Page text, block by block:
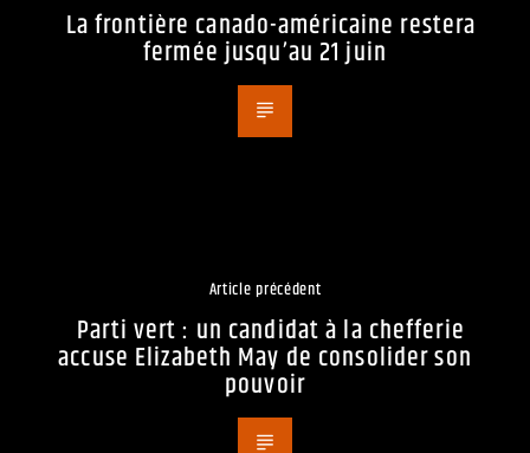
La frontière canado-américaine restera
fermée jusqu’au 21 juin
Article précédent
Parti vert : un candidat à la chefferie
accuse Elizabeth May de consolider son
pouvoir